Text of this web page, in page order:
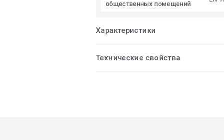
общественных помещений
Характеристики
Технические свойства